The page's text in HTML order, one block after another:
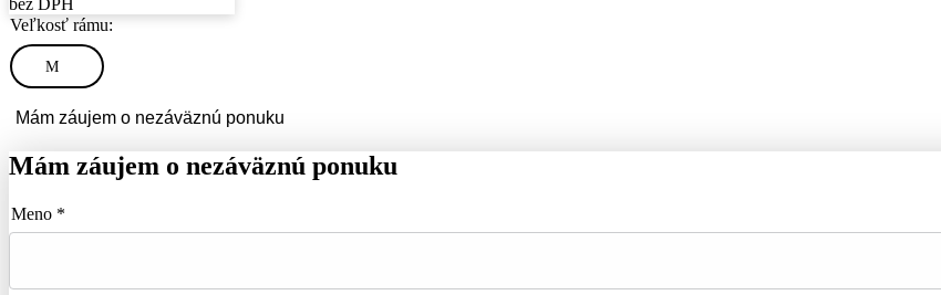
bez DPH
Veľkosť rámu:
M
Mám záujem o nezáväznú ponuku
Mám záujem o nezáväznú ponuku
Meno *